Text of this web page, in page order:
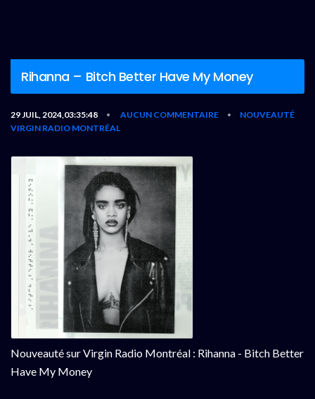
Rihanna – Bitch Better Have My Money
29 JUIL, 2024,03:35:48 • AUCUN COMMENTAIRE •
NOUVEAUTÉ
VIRGIN RADIO MONTRÉAL
Nouveauté sur Virgin Radio Montréal : Rihanna - Bitch Better
Have My Money